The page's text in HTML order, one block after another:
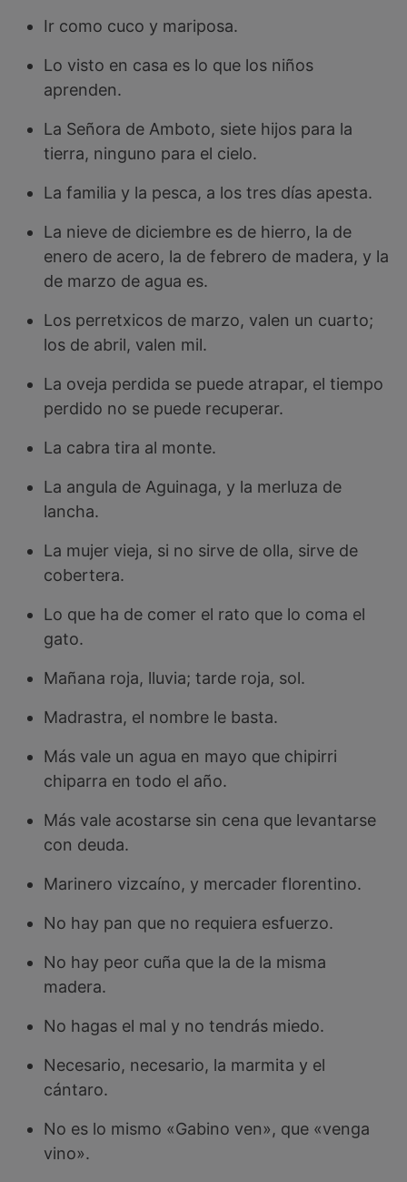
Ir como cuco y mariposa.
Lo visto en casa es lo que los niños
aprenden.
La Señora de Amboto, siete hijos para la
tierra, ninguno para el cielo.
La familia y la pesca, a los tres días apesta.
La nieve de diciembre es de hierro, la de
enero de acero, la de febrero de madera, y la
de marzo de agua es.
Los perretxicos de marzo, valen un cuarto;
los de abril, valen mil.
La oveja perdida se puede atrapar, el tiempo
perdido no se puede recuperar.
La cabra tira al monte.
La angula de Aguinaga, y la merluza de
lancha.
La mujer vieja, si no sirve de olla, sirve de
cobertera.
Lo que ha de comer el rato que lo coma el
gato.
Mañana roja, lluvia; tarde roja, sol.
Madrastra, el nombre le basta.
Más vale un agua en mayo que chipirri
chiparra en todo el año.
Más vale acostarse sin cena que levantarse
con deuda.
Marinero vizcaíno, y mercader florentino.
No hay pan que no requiera esfuerzo.
No hay peor cuña que la de la misma
madera.
No hagas el mal y no tendrás miedo.
Necesario, necesario, la marmita y el
cántaro.
No es lo mismo «Gabino ven», que «venga
vino».